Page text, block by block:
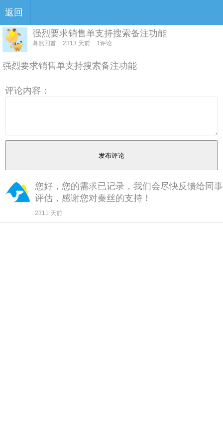
返回
强烈要求销售单支持搜索备注功能
蓦然回首 2313 天前 1评论
强烈要求销售单支持搜索备注功能
评论内容：
您好，您的需求已记录，我们会尽快反馈给同事
评估，感谢您对秦丝的支持！
2311 天前